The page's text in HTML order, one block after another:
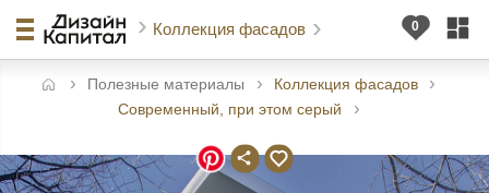
Коллекция фасадов
Полезные материалы
Коллекция фасадов
Современный, при этом серый